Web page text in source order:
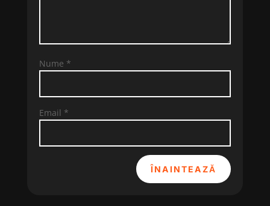
Nume *
Email *
ÎNAINTEAZĂ